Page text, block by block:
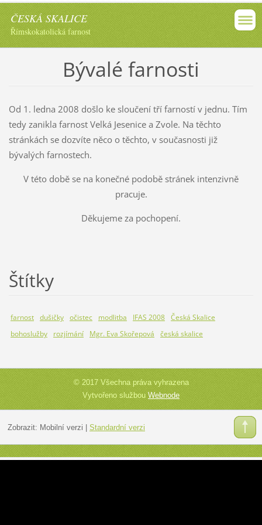
ČESKÁ SKALICE
Římskokatolická farnost
Bývalé farnosti
Od 1. ledna 2008 došlo ke sloučení tří farností v jednu. Tím
tedy zanikla farnost Velká Jesenice a Zvole. Na těchto
stránkách se dozvíte něco o těchto, v současnosti již
bývalých farnostech.
V této době se na konečné podobě stránek intenzivně
pracuje.
Děkujeme za pochopení.
Štítky
farnost dušičky očistec modlitba IFAS 2008 Česká Skalice
bohoslužby
rozjímání Mgr. Eva Skořepová česká skalice
© 2017 Všechna práva vyhrazena
Vytvořeno službouWebnode
Zobrazit: Mobilní verzi Standardní verzi